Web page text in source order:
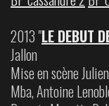
2013 "LE DEBUT
Jallon
Mise en scène
Mba, Antoine